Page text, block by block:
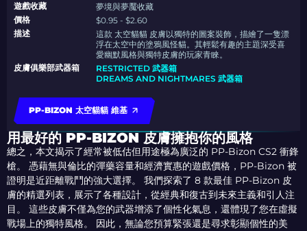
遊戲收藏
夢境與夢魘收藏
價格
$0.95 - $2.60
描述
這款 太空貓貓 皮膚以獨特的圖案裝飾，描繪了一隻漂
浮在太空中的塗鴉風怪貓。其輕鬆有趣的主題深受喜
愛幽默風格與獨特皮膚的玩家青睞。
皮膚俱樂部武器箱
RESTRICTED 武器箱
DREAMS AND NIGHTMARES 武器箱
PP-BIZON 太空貓貓 維基
用最好的 PP-BIZON 皮膚擁抱你的風格
總之，本文揭示了經常被低估但用途極為廣泛的 PP-Bizon CS2 衝鋒
槍。 憑藉無與倫比的彈藥容量和經濟實惠的遊戲價格，PP-Bizon 被
證明是近距離戰鬥的強大選擇。 我們探索了 8 款最佳 PP-Bizon 皮
膚的精選列表，展示了各種設計，從經典和復古到未來主義和引人注
目。 這些皮膚不僅為您的武器增添了個性化氣息，還體現了您在虛擬
戰場上的獨特風格。 因此，無論您預算緊張還是尋求彰顯個性的美